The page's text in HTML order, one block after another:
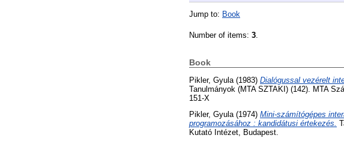
Jump to: Book
Number of items: 3
Book
Pikler, Gyula (1983) Dialógussal vezérelt
Tanulmányok (MTA SZTAKI) (142). MTA
151-X
Pikler, Gyula(1974) Mini-számítógépes
programozásához : kandidátusi értekezés.
Kutató Intézet, Budapest.